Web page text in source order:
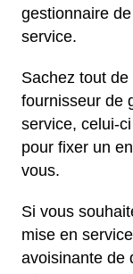
gestionnaire
service.
Sachez tout
fournisseur de
service, celui-
pour fixer un
vous.
Si vous
mise en
avoisinante de